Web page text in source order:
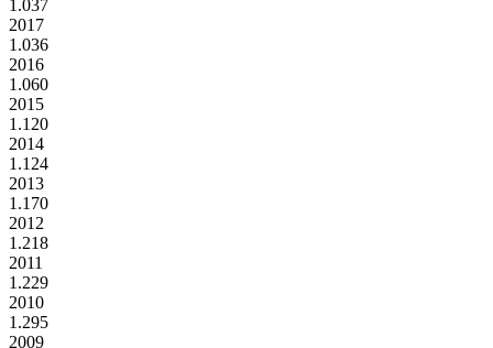
1.037
2017
1.036
2016
1.060
2015
1.120
2014
1.124
2013
1.170
2012
1.218
2011
1.229
2010
1.295
2009